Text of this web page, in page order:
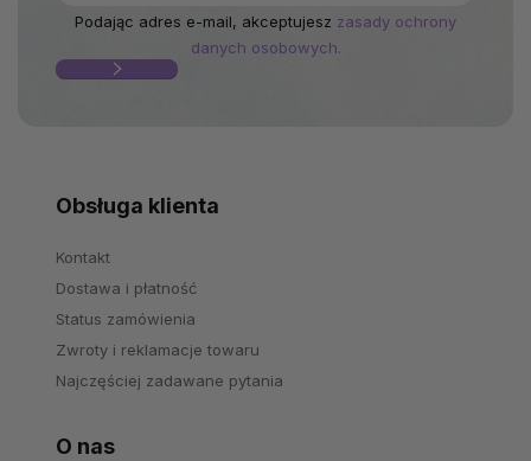
Podając adres e-mail, akceptujesz zasady ochrony
danych osobowych.
Obsługa klienta
Kontakt
Dostawa i płatność
Status zamówienia
Zwroty i reklamacje towaru
Najczęściej zadawane pytania
O nas